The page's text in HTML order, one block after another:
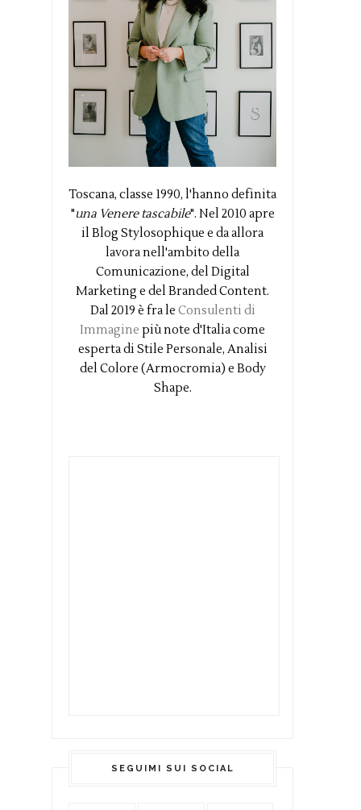
Toscana, classe 1990, l'hanno definita
"una Venere tascabile". Nel 2010 apre
il Blog Stylosophique e da allora
lavora nell'ambito della
Comunicazione, del Digital
Marketing e del Branded Content.
Dal 2019 è fra le Consulenti di
Immagine più note d'Italia come
esperta di Stile Personale, Analisi
del Colore (Armocromia) e Body
Shape.
SEGUIMI SUI SOCIAL